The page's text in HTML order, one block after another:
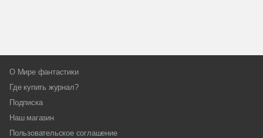
О Мире фантастики
Где купить журнал?
Подписка
Наш магазин
Пользовательское соглашение